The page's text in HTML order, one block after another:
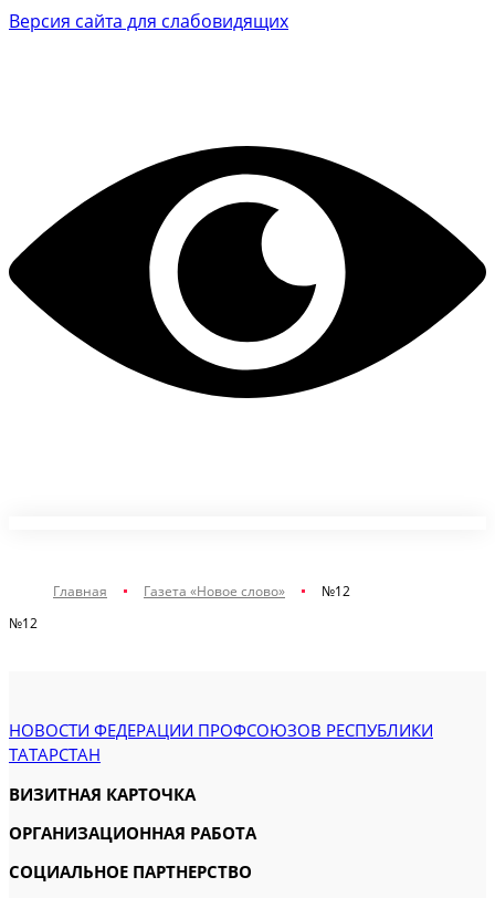
Версия сайта для слабовидящих
Главная Газета «Новое слово»
№12
№12
НОВОСТИ ФЕДЕРАЦИИ ПРОФСОЮЗОВ РЕСПУБЛИКИ
ТАТАРСТАН
ВИЗИТНАЯ КАРТОЧКА
ОРГАНИЗАЦИОННАЯ РАБОТА
СОЦИАЛЬНОЕ ПАРТНЕРСТВО